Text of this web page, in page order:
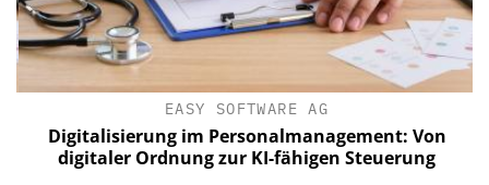
EASY SOFTWARE AG
Digitalisierung im Personalmanagement: Von
digitaler Ordnung zur KI-fähigen Steuerung